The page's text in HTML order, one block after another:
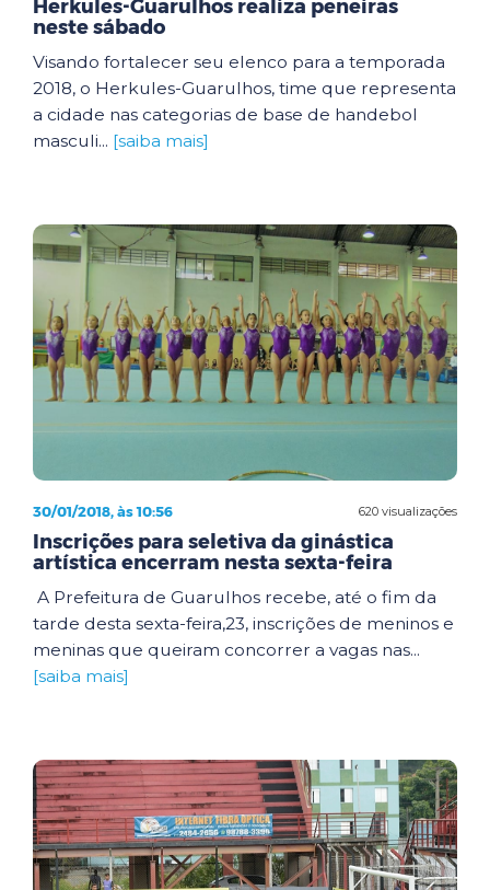
Herkules-Guarulhos realiza peneiras
neste sábado
Visando fortalecer seu elenco para a temporada
2018, o Herkules-Guarulhos, time que representa
a cidade nas categorias de base de handebol
masculi... [saiba mais]
620 visualizações
30/01/2018, às 10:56
Inscrições para seletiva da ginástica
artística encerram nesta sexta-feira
A Prefeitura de Guarulhos recebe, até o fim da
tarde desta sexta-feira,23, inscrições de meninos e
meninas que queiram concorrer a vagas nas...
[saiba mais]